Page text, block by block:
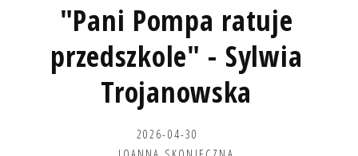
"Pani Pompa ratuje
przedszkole" - Sylwia
Trojanowska
2026-04-30